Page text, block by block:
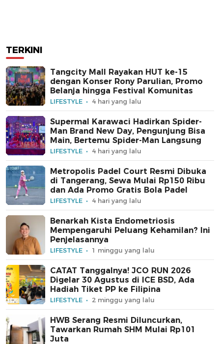
TERKINI
Tangcity Mall Rayakan HUT ke-15
dengan Konser Rony Parulian, Promo
Belanja hingga Festival Komunitas
LIFESTYLE 4 hari yang lalu
Supermal Karawaci Hadirkan Spider-
Man Brand New Day, Pengunjung Bisa
Main, Bertemu Spider-Man Langsung
LIFESTYLE 4 hari yang lalu
Metropolis Padel Court Resmi Dibuka
di Tangerang, Sewa Mulai Rp150 Ribu
dan Ada Promo Gratis Bola Padel
LIFESTYLE 4 hari yang lalu
Benarkah Kista Endometriosis
Mempengaruhi Peluang Kehamilan? Ini
Penjelasannya
LIFESTYLE 1 minggu yang lalu
CATAT Tanggalnya! JCO RUN 2026
Digelar 30 Agustus di ICE BSD, Ada
Hadiah Tiket PP ke Filipina
LIFESTYLE 2 minggu yang lalu
HWB Serang Resmi Diluncurkan,
Tawarkan Rumah SHM Mulai Rp101
Juta